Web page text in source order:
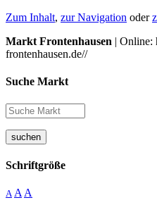
Zum Inhalt, zur Navigation oder
Markt Frontenhausen | Online:
frontenhausen.de//
Suche Markt
suchen
Schriftgröße
A A A